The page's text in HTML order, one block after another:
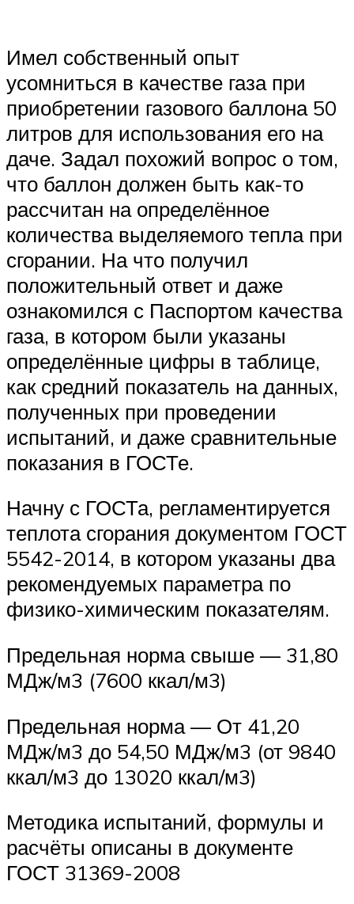
Имел собственный опыт
усомниться в качестве газа при
приобретении газового баллона 50
литров для использования его на
даче. Задал похожий вопрос о том,
что баллон должен быть как-то
рассчитан на определённое
количества выделяемого тепла при
сгорании. На что получил
положительный ответ и даже
ознакомился с Паспортом качества
газа, в котором были указаны
определённые цифры в таблице,
как средний показатель на данных,
полученных при проведении
испытаний, и даже сравнительные
показания в ГОСТе.
Начну с ГОСТа, регламентируется
теплота сгорания документом ГОСТ
5542-2014, в котором указаны два
рекомендуемых параметра по
физико-химическим показателям.
Предельная норма свыше — 31,80
МДж/м3 (7600 ккал/м3)
Предельная норма — От 41,20
МДж/м3 до 54,50 МДж/м3 (от 9840
ккал/м3 до 13020 ккал/м3)
Методика испытаний, формулы и
расчёты описаны в документе
ГОСТ 31369-2008